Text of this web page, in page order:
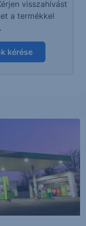
visszahívást
a termékkel
kérése